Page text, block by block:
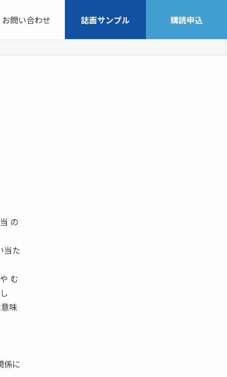
お問い合わせ 誌面サンプル 購読申込
の
当た
む
味
係に